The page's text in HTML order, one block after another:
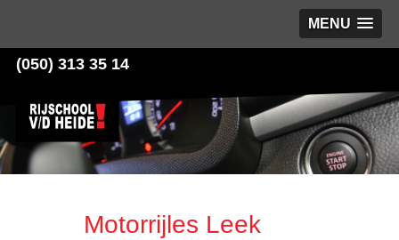
MENU
(050) 313 35 14
Motorrijles Leek